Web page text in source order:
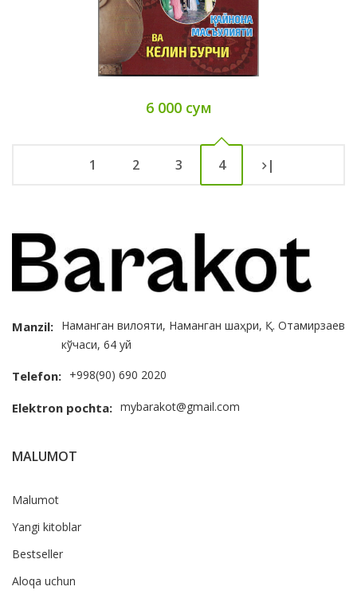
6 000 сум
1 2 3 4 |
Manzil: Наманган вилояти, Наманган шаҳри, Қ. Отамирзаев
кўчаси, 64 уй
Telefon: +998(90) 690 2020
Elektron pochta: mybarakot@gmail.com
MALUMOT
Malumot
Yangi kitoblar
Bestseller
Aloqa uchun